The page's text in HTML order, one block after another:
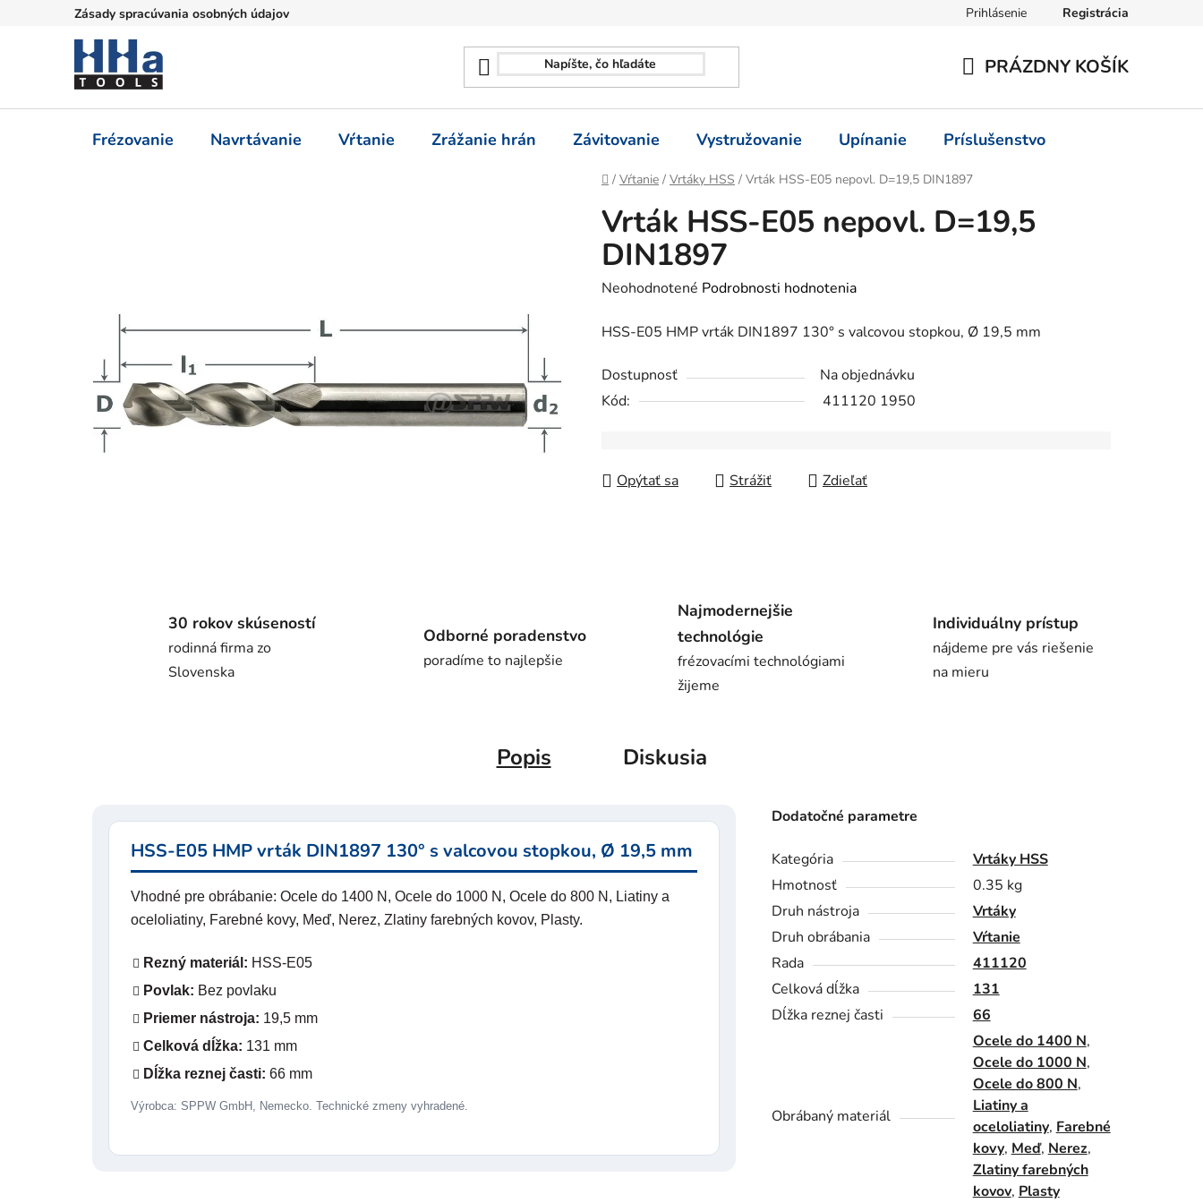
Zásady spracúvania osobných údajov Prihlásenie Registrácia
KOŠÍK
PRÁZDNY KOŠÍK
Frézovanie Navrtávanie Vŕtanie Zrážanie hrán Závitovanie Vystružovanie Upínanie Príslušenstvo
Domov
/ Vŕtanie / Vrtáky HSS / Vrták HSS-E05 nepovl. D=19,5 DIN1897
Vrták HSS-E05 nepovl. D=19,5
DIN1897
Priemerné
produktu
0,0
z
Neohodnotené Podrobnosti hodnotenia
HSS-E05 HMP vrták DIN1897 130° s valcovou stopkou, Ø 19,5 mm
Dostupnosť
Na objednávku
Kód:
411120 1950
Opýtať sa Strážiť Zdieľať
30 rokov skúseností
rodinná firma zo
Slovenska
Odborné poradenstvo
poradíme to najlepšie
Najmodernejšie
technológie
frézovacími technológiami
žijeme
Individuálny prístup
nájdeme pre vás riešenie
na mieru
Popis Diskusia
HSS-E05 HMP vrták DIN1897 130° s valcovou stopkou, Ø 19,5 mm
Vhodné pre obrábanie: Ocele do 1400 N, Ocele do 1000 N, Ocele do 800 N, Liatiny a
oceloliatiny, Farebné kovy, Meď, Nerez, Zlatiny farebných kovov, Plasty.
Rezný materiál: HSS-E05
Povlak: Bez povlaku
Priemer nástroja: 19,5 mm
Celková dĺžka: 131 mm
Dĺžka reznej časti: 66 mm
Výrobca: SPPW GmbH, Nemecko. Technické zmeny vyhradené.
Dodatočné parametre
Kategória
Vrtáky HSS
Hmotnosť
0.35 kg
Druh nástroja
Vrtáky
Druh obrábania
Vŕtanie
Rada
411120
Celková dĺžka
131
Dĺžka reznej časti
66
Obrábaný materiál
Ocele do 1400 N,
Ocele do 1000 N,
Ocele do 800 N,
Liatiny a
oceloliatiny, Farebné
kovy, Meď, Nerez,
Zlatiny farebných
kovov, Plasty